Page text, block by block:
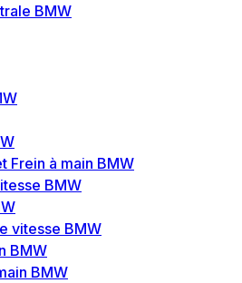
BMW
Frein à main BMW
BMW
vitesse BMW
BMW
BMW